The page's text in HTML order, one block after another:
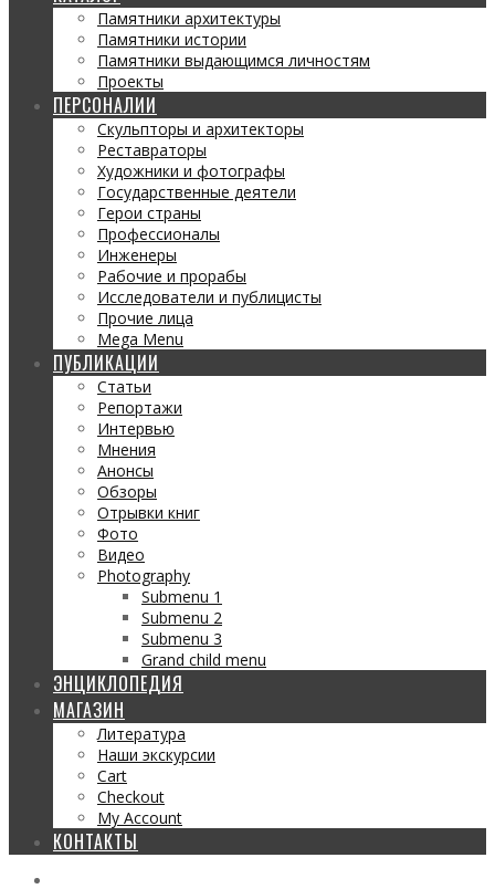
Памятники архитектуры
Памятники истории
Памятники выдающимся личностям
Проекты
ПЕРСОНАЛИИ
Скульпторы и архитекторы
Реставраторы
Художники и фотографы
Государственные деятели
Герои страны
Профессионалы
Инженеры
Рабочие и прорабы
Исследователи и публицисты
Прочие лица
Mega Menu
ПУБЛИКАЦИИ
Статьи
Репортажи
Интервью
Мнения
Анонсы
Обзоры
Отрывки книг
Фото
Видео
Photography
Submenu 1
Submenu 2
Submenu 3
Grand child menu
ЭНЦИКЛОПЕДИЯ
МАГАЗИН
Литература
Наши экскурсии
Cart
Checkout
My Account
КОНТАКТЫ